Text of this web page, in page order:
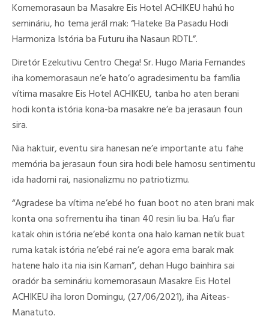
Komemorasaun ba Masakre Eis Hotel ACHIKEU hahú ho
semináriu, ho tema jerál mak: “Hateke Ba Pasadu Hodi
Harmoniza Istória ba Futuru iha Nasaun RDTL”.
Diretór Ezekutivu Centro Chega! Sr. Hugo Maria Fernandes
iha komemorasaun ne’e hato’o agradesimentu ba família
vítima masakre Eis Hotel ACHIKEU, tanba ho aten berani
hodi konta istória kona-ba masakre ne’e ba jerasaun foun
sira.
Nia haktuir, eventu sira hanesan ne’e importante atu fahe
memória ba jerasaun foun sira hodi bele hamosu sentimentu
ida hadomi rai, nasionalizmu no patriotizmu.
“Agradese ba vítima ne’ebé ho fuan boot no aten brani mak
konta ona sofrementu iha tinan 40 resin liu ba. Ha’u fiar
katak ohin istória ne’ebé konta ona halo kaman netik buat
ruma katak istória ne’ebé rai ne’e agora ema barak mak
hatene halo ita nia isin Kaman”, dehan Hugo bainhira sai
oradór ba semináriu komemorasaun Masakre Eis Hotel
ACHIKEU iha loron Domingu, (27/06/2021), iha Aiteas-
Manatuto.